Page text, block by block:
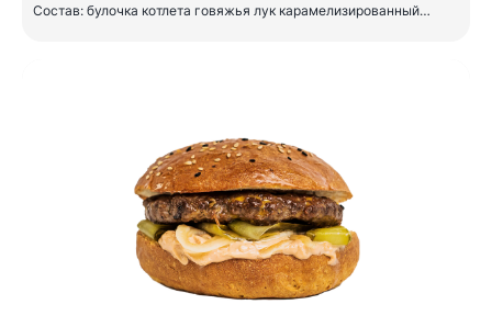
Состав: булочка котлета говяжья лук карамелизированный…